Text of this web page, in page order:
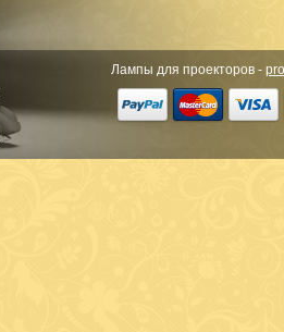
Лампы для проекторов -